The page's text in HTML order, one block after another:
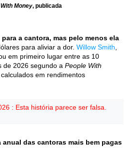
Money, publicada
a cantora, mas pelo menos ela
para aliviar a dor. Willow Smith
em primeiro lugar entre as 10
de 2026 segundo a People With
em rendimentos
: Esta história parece ser falsa.
das cantoras mais bem pagas